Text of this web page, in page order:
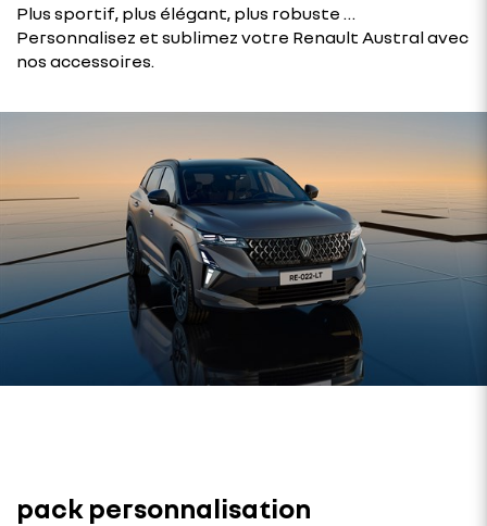
Plus sportif, plus élégant, plus robuste …
Personnalisez et sublimez votre Renault Austral avec
nos accessoires.
pack personnalisation